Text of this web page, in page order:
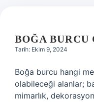
BOĞA
Tarih: Ekim 9, 2024
Boğa burcu hangi
olabileceği alanlar;
mimarlık,